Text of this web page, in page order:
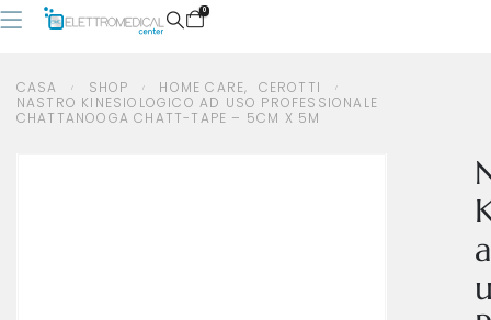
0
CASA SHOP HOME CARE, CEROTTI
CASA SHOP HOME CARE,
CEROTTI
NASTRO KINESIOLOGICO AD USO PROFESSIONALE
CHATTANOOGA CHATT-TAPE – 5CM X 5M